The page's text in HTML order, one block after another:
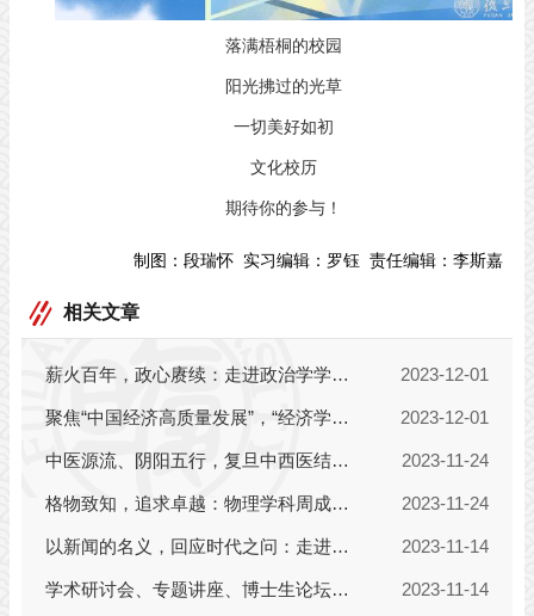
落满梧桐的校园
阳光拂过的光草
一切美好如初
文化校历
期待你的参与！
制图： 段瑞怀 实习编辑： 罗钰 责任编辑： 李斯嘉
相关文章